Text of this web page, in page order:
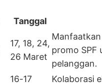
Tanggal
17, 18, 24,
26 Maret
promo SPF
pelanggan.
16-17
Kolaborasi